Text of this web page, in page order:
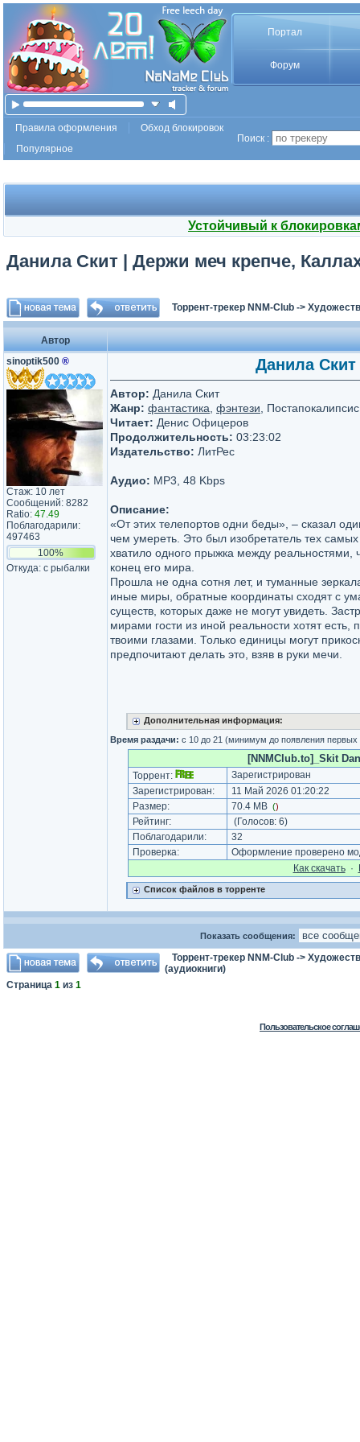
Портал
Форум
Правила оформления
Обход блокировок
Популярное
Поиск :
Устойчивый к
Данила Скит | Держи меч крепче,
Торрент-трекер NNM-Club ->
Автор
sinoptik500 ®
Стаж: 10 лет
Сообщений: 8282
Ratio: 47.49
Поблагодарили:
497463
100%
Откуда: с рыбалки
Данила
Автор: Данила Скит
Жанр: фантастика фэнтези , Постапокалипсис
Читает: Денис Офицеров
Продолжительность: 03:23:02
Издательство: ЛитРес
Аудио: MP3, 48 Kbps
Описание:
«От этих телепортов одни беды», – сказал
чем умереть. Это был изобретатель тех
хватило одного прыжка между реальностями,
конец его мира.
Прошла не одна сотня лет, и туманные
иные миры, обратные координаты сходят с
существ, которых даже не могут увидеть.
мирами гости из иной реальности хотят есть,
твоими глазами. Только единицы могут
предпочитают делать это, взяв в руки мечи.
Дополнительная информация:
Время раздачи: с 10 до 21 (минимум до появления
[NNMClub.to]_Skit
Торрент:
Зарегистрирован
Зарегистрирован:
11 Май 2026 01:20:22
Размер:
70.4 MB ()
Рейтинг: (Голосов: 6)
Поблагодарили:
32
Проверка:
Оформление проверено
Как cкачать·
Список файлов в торренте
Показать сообщения:
Торрент-трекер NNM-Club ->
(аудиокниги)
Страница 1 из 1
Пользовательское